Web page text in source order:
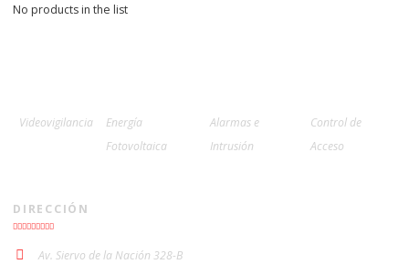
No products in the list
Videovigilancia
Energía
Fotovoltaica
Alarmas e
Intrusión
Control de
Acceso
DIRECCIÓN
Av. Siervo de la Nación 328-B